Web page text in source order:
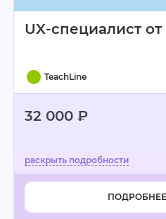
UX-специалист от
TeachLine
32 000 ₽